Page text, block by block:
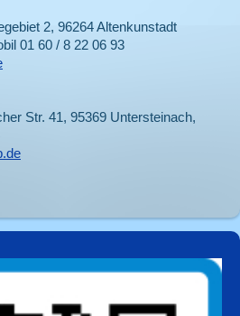
2, 96264 Altenkunstadt
01 60 / 8 22 06 93
Str. 41, 95369 Untersteinach,